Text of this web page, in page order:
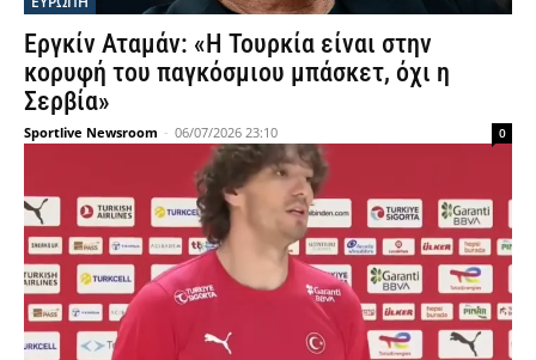
Εργκίν Αταμάν: «Η Τουρκία είναι στην
κορυφή του παγκόσμιου μπάσκετ, όχι η
Σερβία»
Sportlive Newsroom - 06/07/2026 23:10 0